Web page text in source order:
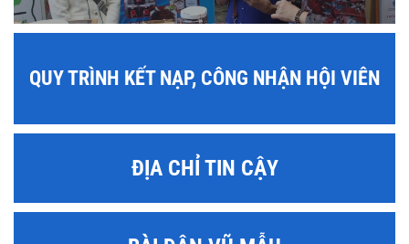
QUY TRÌNH KẾT NẠP, CÔNG NHẬN HỘI VIÊN
ĐỊA CHỈ TIN CẬY